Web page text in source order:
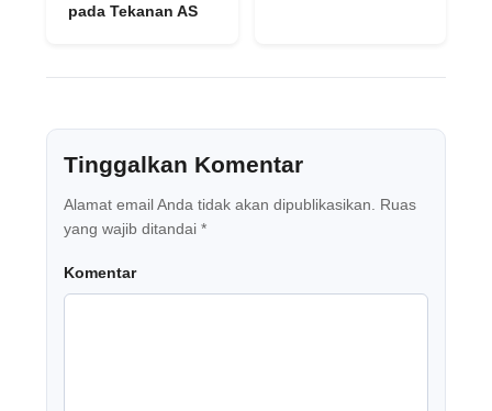
pada Tekanan AS
Tinggalkan Komentar
Alamat email Anda tidak akan dipublikasikan.
Ruas
yang wajib ditandai *
Komentar